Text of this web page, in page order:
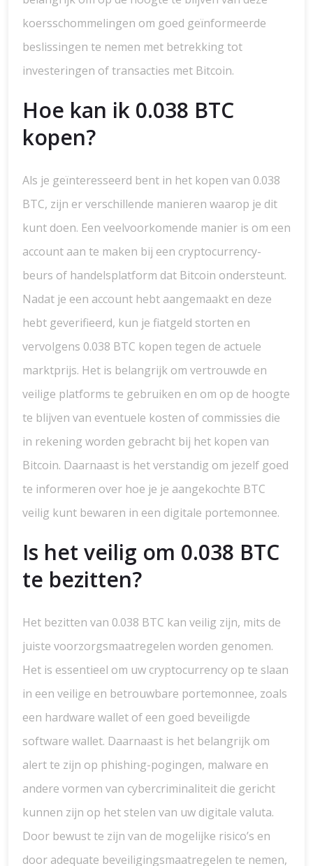
koersschommelingen om goed geïnformeerde
beslissingen te nemen met betrekking tot
investeringen of transacties met Bitcoin.
Hoe kan ik 0.038 BTC
kopen?
Als je geïnteresseerd bent in het kopen van 0.038
BTC, zijn er verschillende manieren waarop je dit
kunt doen. Een veelvoorkomende manier is om een
account aan te maken bij een cryptocurrency-
beurs of handelsplatform dat Bitcoin ondersteunt.
Nadat je een account hebt aangemaakt en deze
hebt geverifieerd, kun je fiatgeld storten en
vervolgens 0.038 BTC kopen tegen de actuele
marktprijs. Het is belangrijk om vertrouwde en
veilige platforms te gebruiken en om op de hoogte
te blijven van eventuele kosten of commissies die
in rekening worden gebracht bij het kopen van
Bitcoin. Daarnaast is het verstandig om jezelf goed
te informeren over hoe je je aangekochte BTC
veilig kunt bewaren in een digitale portemonnee.
Is het veilig om 0.038 BTC
te bezitten?
Het bezitten van 0.038 BTC kan veilig zijn, mits de
juiste voorzorgsmaatregelen worden genomen.
Het is essentieel om uw cryptocurrency op te slaan
in een veilige en betrouwbare portemonnee, zoals
een hardware wallet of een goed beveiligde
software wallet. Daarnaast is het belangrijk om
alert te zijn op phishing-pogingen, malware en
andere vormen van cybercriminaliteit die gericht
kunnen zijn op het stelen van uw digitale valuta.
Door bewust te zijn van de mogelijke risico’s en
door adequate beveiligingsmaatregelen te nemen,